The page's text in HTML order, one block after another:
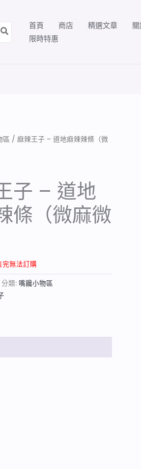
首頁 商店 精選文章
限時特惠
區 / 麻辣王子 – 道地麻辣辣條（微
子 – 道地
條（微麻微
無法訂購
分類: 嘴饞小物區